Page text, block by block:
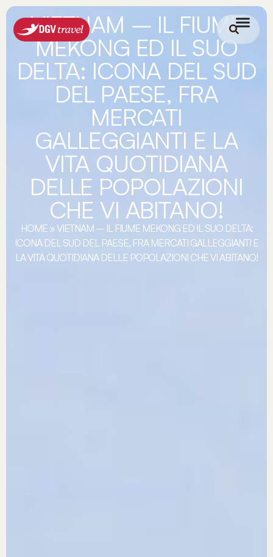
VIETNAM – IL FIUME
MEKONG ED IL SUO
DELTA: ICONA DEL SUD
DEL PAESE, FRA
MERCATI
GALLEGGIANTI E LA
VITA QUOTIDIANA
DELLE POPOLAZIONI
CHE VI ABITANO!
HOME»VIETNAM – IL FIUME MEKONG ED IL SUO DELTA:
ICONA DEL SUD DEL PAESE, FRA MERCATI GALLEGGIANTI E
LA VITA QUOTIDIANA DELLE POPOLAZIONI CHE VI ABITANO!